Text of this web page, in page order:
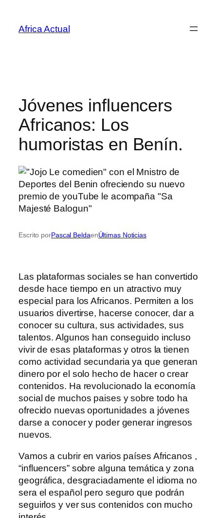
contenido
Africa Actual
Jóvenes influencers
Africanos: Los
humoristas en Benín.
Escrito porPascal BeldaenÚltimas Noticias
Las plataformas sociales se han convertido
desde hace tiempo en un atractivo muy
especial para los Africanos. Permiten a los
usuarios divertirse, hacerse conocer, dar a
conocer su cultura, sus actividades, sus
talentos. Algunos han conseguido incluso
vivir de esas plataformas y otros la tienen
como actividad secundaria ya que generan
dinero por el solo hecho de hacer o crear
contenidos. Ha revolucionado la economía
social de muchos paises y sobre todo ha
ofrecido nuevas oportunidades a jóvenes
darse a conocer y poder generar ingresos
nuevos.
Vamos a cubrir en varios países Africanos ,
“influencers” sobre alguna temática y zona
geográfica, desgraciadamente el idioma no
sera el español pero seguro que podrán
seguirlos y ver sus contenidos con mucho